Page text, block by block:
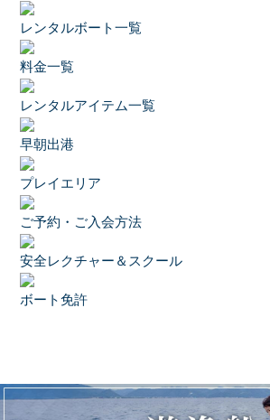
レンタルボート一覧
料金一覧
レンタルアイテム一覧
早朝出港
プレイエリア
ご予約・ご入会方法
安全レクチャー＆スクール
ボート免許